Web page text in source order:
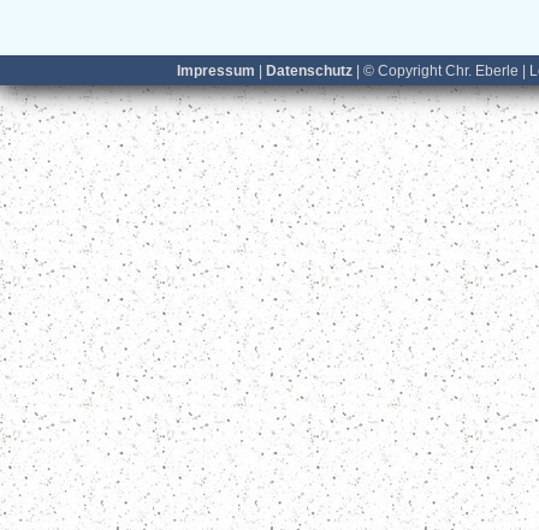
Impressum Datenschutz | © Copyright Chr. Eberle |